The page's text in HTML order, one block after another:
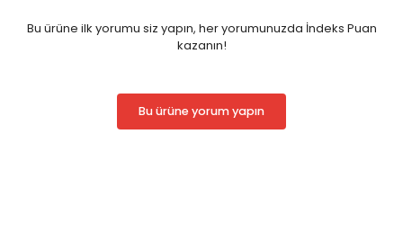
GELİR DAĞILIMI SORUNU ve POLİTİKALARI
Bu ürüne ilk yorumu siz yapın, her yorumunuzda İndeks Puan
kazanın!
Bu ürüne yorum yapın